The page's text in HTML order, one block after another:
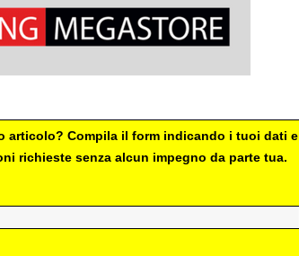
articolo? Compila il form indicando i tuoi dati e
richieste senza alcun impegno da parte tua.